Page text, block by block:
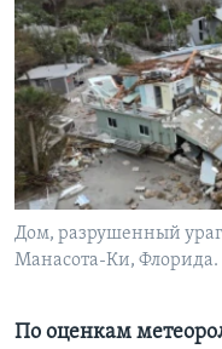
Learning English
СОЦИАЛЬНЫЕ СЕТИ
Дом, разрушенный
Манасота-Ки, Флорида.
По оценкам